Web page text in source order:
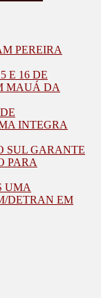
PEREIRA
E 16 DE
MAUÁ DA
INTEGRA
SUL GARANTE
PARA
UMA
DETRAN EM